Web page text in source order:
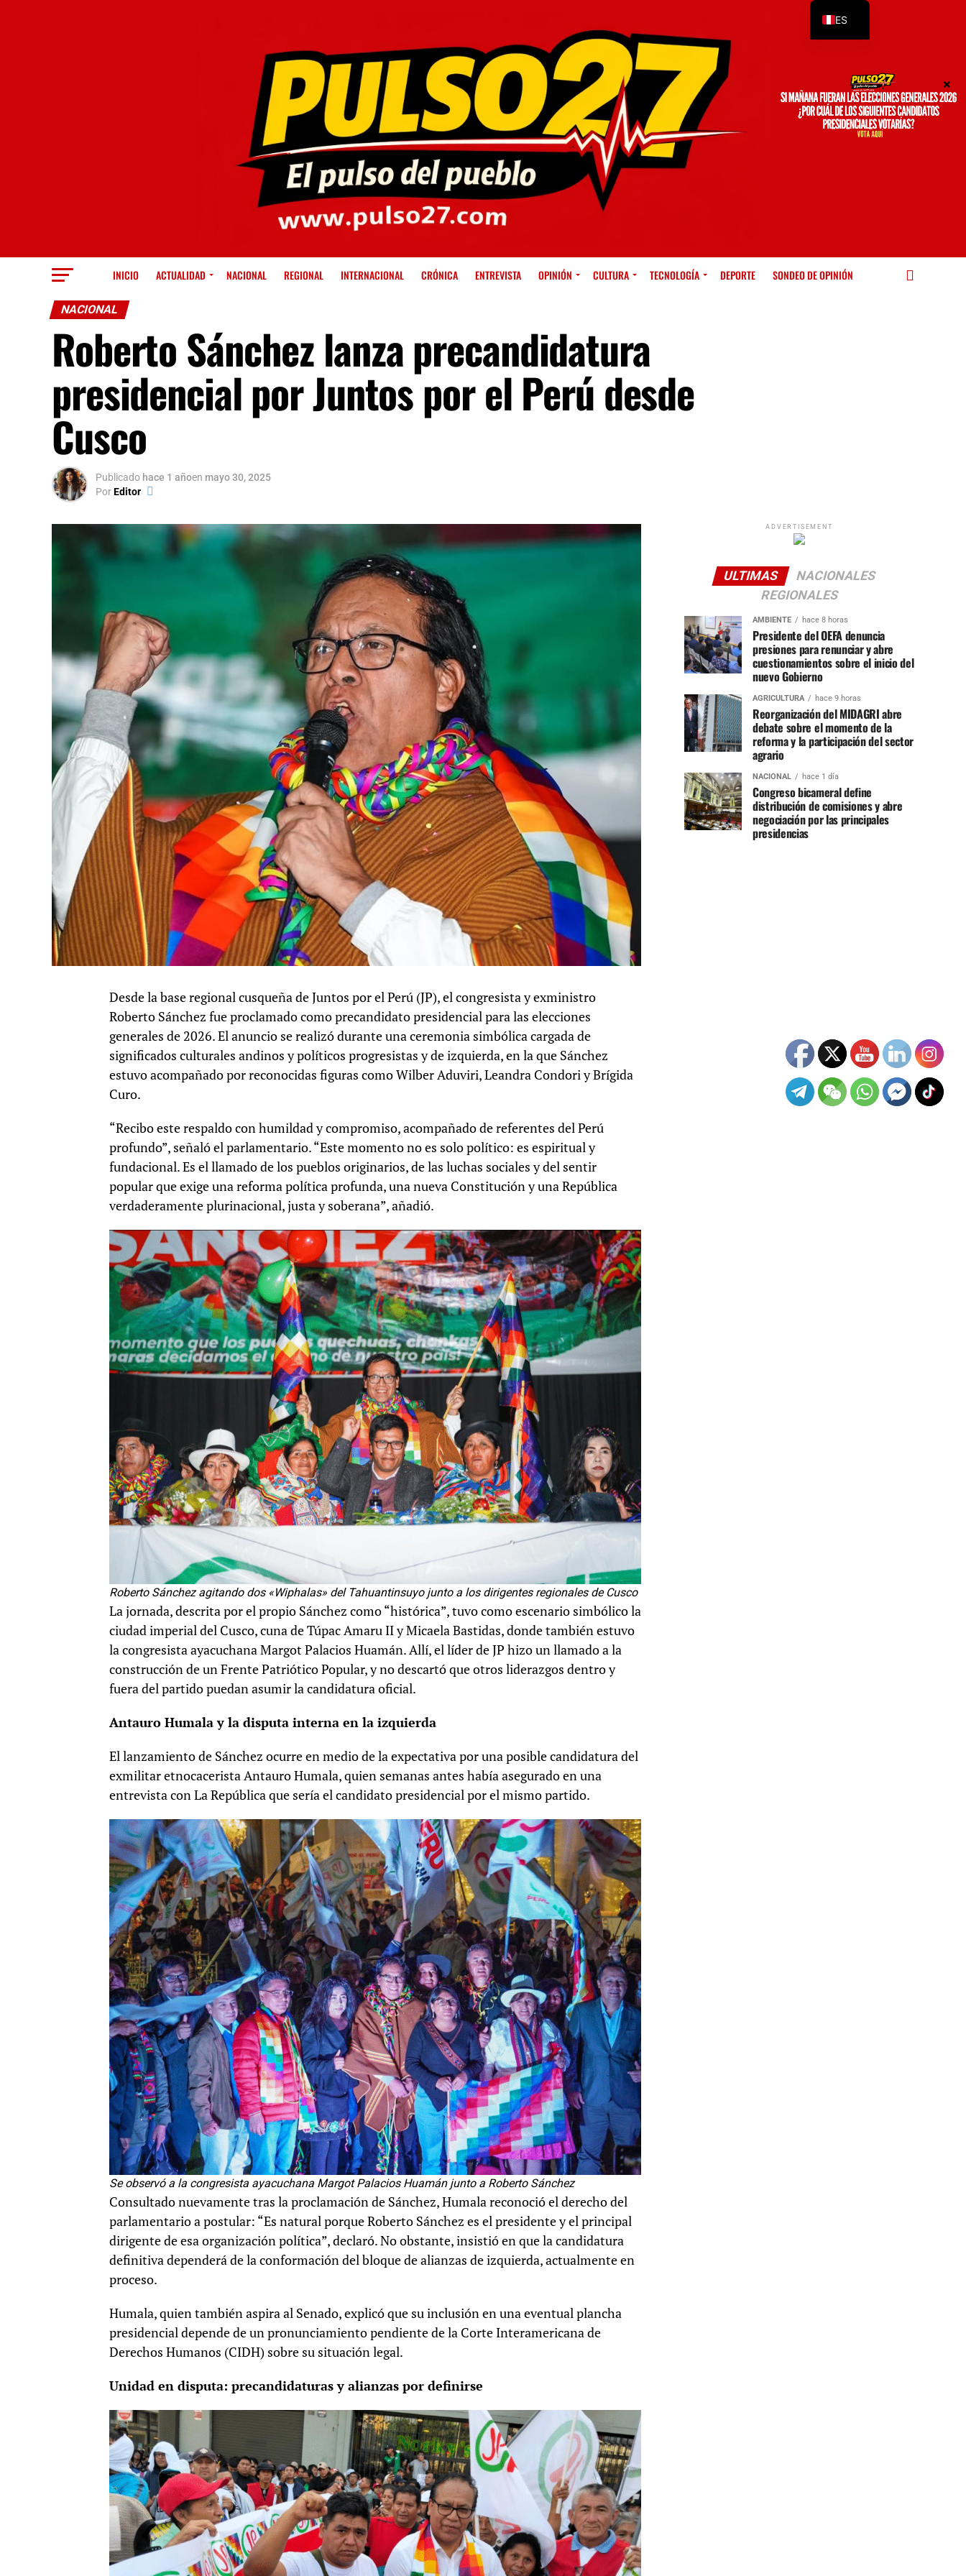
INICIO ACTUALIDAD NACIONAL REGIONAL INTERNACIONAL CRÓNICA ENTREVISTA OPINIÓN CULTURA TECNOLOGÍA DEPORTE SONDEO DE OPINIÓN
NACIONAL
Roberto Sánchez lanza precandidatura
presidencial por Juntos por el Perú desde
Cusco
Publicado hace 1 añoen mayo 30, 2025
PorEditor
Desde la base regional cusqueña de Juntos por el Perú (JP), el congresista y exministro
Roberto Sánchez fue proclamado como precandidato presidencial para las elecciones
generales de 2026. El anuncio se realizó durante una ceremonia simbólica cargada de
significados culturales andinos y políticos progresistas y de izquierda, en la que Sánchez
estuvo acompañado por reconocidas figuras como Wilber Aduviri, Leandra Condori y Brígida
Curo.
“Recibo este respaldo con humildad y compromiso, acompañado de referentes del Perú
profundo”, señaló el parlamentario. “Este momento no es solo político: es espiritual y
fundacional. Es el llamado de los pueblos originarios, de las luchas sociales y del sentir
popular que exige una reforma política profunda, una nueva Constitución y una República
verdaderamente plurinacional, justa y soberana”, añadió.
Roberto Sánchez agitando dos «Wiphalas» del Tahuantinsuyo junto a los dirigentes regionales de Cusco
La jornada, descrita por el propio Sánchez como “histórica”, tuvo como escenario simbólico la
ciudad imperial del Cusco, cuna de Túpac Amaru II y Micaela Bastidas, donde también estuvo
la congresista ayacuchana Margot Palacios Huamán. Allí, el líder de JP hizo un llamado a la
construcción de un Frente Patriótico Popular, y no descartó que otros liderazgos dentro y
fuera del partido puedan asumir la candidatura oficial.
Antauro Humala y la disputa interna en la izquierda
El lanzamiento de Sánchez ocurre en medio de la expectativa por una posible candidatura del
exmilitar etnocacerista Antauro Humala, quien semanas antes había asegurado en una
entrevista con La República que sería el candidato presidencial por el mismo partido.
Se observó a la congresista ayacuchana Margot Palacios Huamán junto a Roberto Sánchez
Consultado nuevamente tras la proclamación de Sánchez, Humala reconoció el derecho del
parlamentario a postular: “Es natural porque Roberto Sánchez es el presidente y el principal
dirigente de esa organización política”, declaró. No obstante, insistió en que la candidatura
definitiva dependerá de la conformación del bloque de alianzas de izquierda, actualmente en
proceso.
Humala, quien también aspira al Senado, explicó que su inclusión en una eventual plancha
presidencial depende de un pronunciamiento pendiente de la Corte Interamericana de
Derechos Humanos (CIDH) sobre su situación legal.
Unidad en disputa: precandidaturas y alianzas por definirse
ADVERTISEMENT
ULTIMAS
NACIONALES
REGIONALES
AMBIENTE hace 8 horas
Presidente del OEFA denuncia
presiones para renunciar y abre
cuestionamientos sobre el inicio del
nuevo Gobierno
AGRICULTURA hace 9 horas
Reorganización del MIDAGRI abre
debate sobre el momento de la
reforma y la participación del sector
agrario
NACIONAL hace 1 día
Congreso bicameral define
distribución de comisiones y abre
negociación por las principales
presidencias
ES
EN